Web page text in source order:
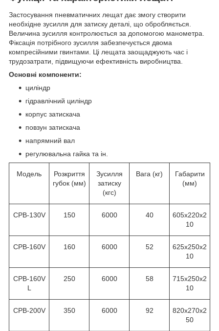
Застосування пневматичних лещат дає змогу створити
необхідне зусилля для затиску деталі, що обробляється.
Величина зусилля контролюється за допомогою манометра.
Фіксація потрібного зусилля забезпечується двома
компресійними гвинтами. Ці лещата заощаджують час і
трудозатрати, підвищуючи ефективність виробництва.
Основні компоненти:
циліндр
гідравлічний циліндр
корпус затискача
повзун затискача
напрямний вал
регулювальна гайка та ін.
Модель
Розкриття
губок (мм)
Зусилля
затиску
(кгс)
Вага (кг)
Габарити
(мм)
CPВ-130V 150 6000 40
605x220x2
10
CPВ-160V 160 6000 52
625x250x2
10
CPВ-160V
L
250 6000 58
715x250x2
10
CPВ-200V 350 6000 92
820x270x2
50